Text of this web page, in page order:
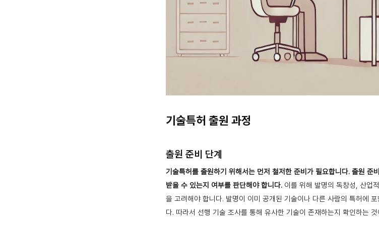
기술특허 출원 과정
출원 준비 단계
기술특허를 출원하기 위해서는 먼저 철저한 준비가 필요합니다. 출원 준
받을 수 있는지 여부를 판단해야 합니다. 이를 위해 발명의 독창성, 산업
을 고려해야 합니다. 발명이 이미 공개된 기술이나 다른 사람의 특허에
다. 따라서 선행 기술 조사를 통해 유사한 기술이 존재하는지 확인하는